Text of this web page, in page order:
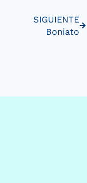
SIGUIENTE
Boniato